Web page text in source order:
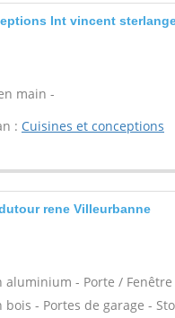
Int vincent
main -
: Cuisines et conceptions
rene Villeurbanne
aluminium - Porte / Fenêtre
bois - Portes de garage -